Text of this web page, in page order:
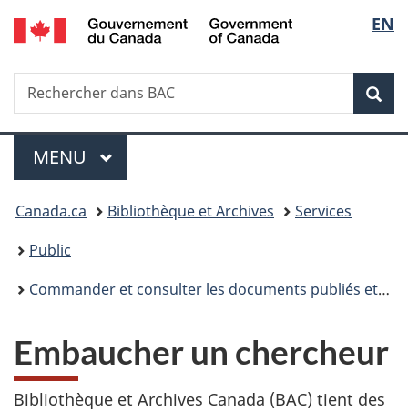
Passer
au
Passer
à
du
Passer
à
simplifiée
de
la
EN
Recherche
Rechercher
dans
Menu
MENU PRINCIPAL
Vous
êtes
ici :
Canada.ca Bibliothèque et Archives
Services
Public
Commander et consulter les documents publiés et les documents d'archives
Embaucher un chercheur
Bibliothèque et Archives Canada (BAC) tient des